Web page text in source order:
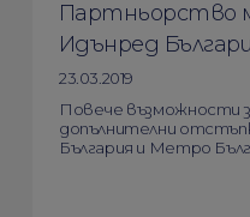
Партньорство
Идънред
23.03.2019
Повече възможности
допълнителни
България и Метро